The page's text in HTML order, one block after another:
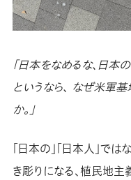
「日本をなめるな、日本
というなら、 なぜ米軍
か。」
「日本の」「日本人」では
き彫りになる、植民地主